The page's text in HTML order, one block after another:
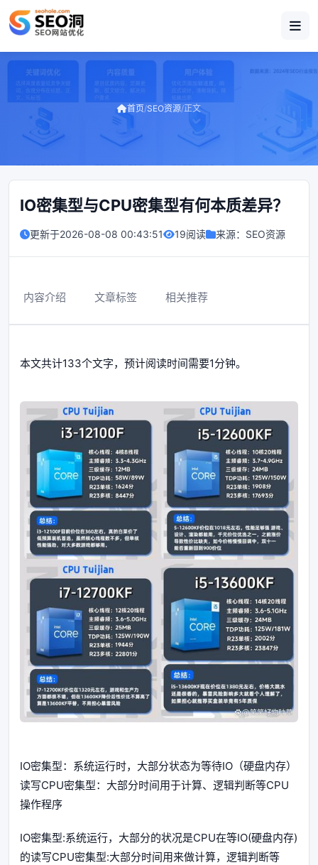
首页/SEO资源/正文
IO密集型与CPU密集型有何本质差异？
更新于2026-08-08 00:43:51 19阅读 来源： SEO资源
内容介绍 文章标签 相关推荐
本文共计133个文字，预计阅读时间需要1分钟。
IO密集型：系统运行时，大部分状态为等待IO（硬盘内存）
读写CPU密集型：大部分时间用于计算、逻辑判断等CPU
操作程序
IO密集型:系统运行，大部分的状况是CPU在等IO(硬盘内存)
的读写CPU密集型:大部分时间用来做计算，逻辑判断等